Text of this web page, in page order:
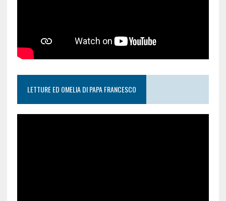
LETTURE ED OMELIA DI PAPA FRANCESCO